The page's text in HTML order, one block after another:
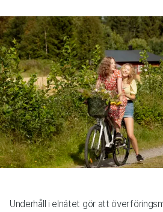
Underhåll i elnätet gör att